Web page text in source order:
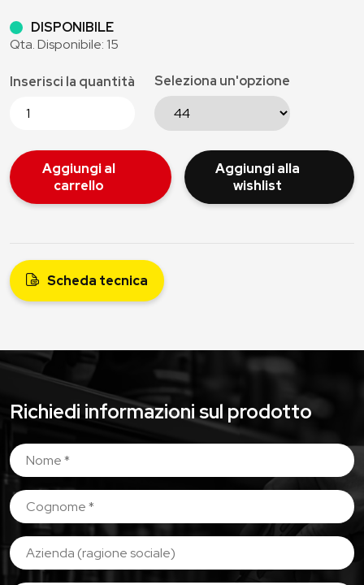
DISPONIBILE
Qta. Disponibile: 15
Inserisci la quantità Seleziona un'opzione
Aggiungi al
carrello
Aggiungi alla
wishlist
Scheda tecnica
Richiedi informazioni sul prodotto